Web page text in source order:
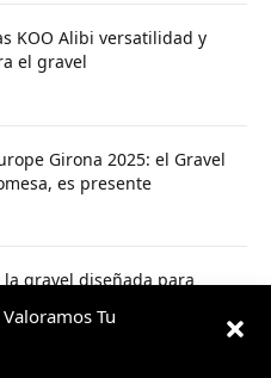
Tu
KOO Alibi versatilidad y
el gravel
Girona 2025: el Gravel
es presente
la gravel diseñada para